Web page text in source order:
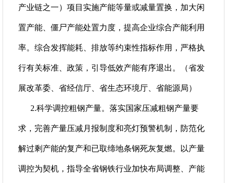
产业链之一）项目实施产能等量或减量置换，加大闲
置产能、僵尸产能处置力度，提高企业综合产能利用
率。综合发挥能耗、排放等约束性指标作用，严格执
行有关标准、政策，引导低效产能有序退出。（省发
展改革委、省经信厅、省生态环境厅、省能源局）
2.科学调控粗钢产量。落实国家压减粗钢产量要
求，完善产量压减月报制度和亮灯预警机制，防范化
解过剩产能的复产和已取缔地条钢死灰复燃。以产量
调控为契机，指导全省钢铁行业加快布局调整、产能